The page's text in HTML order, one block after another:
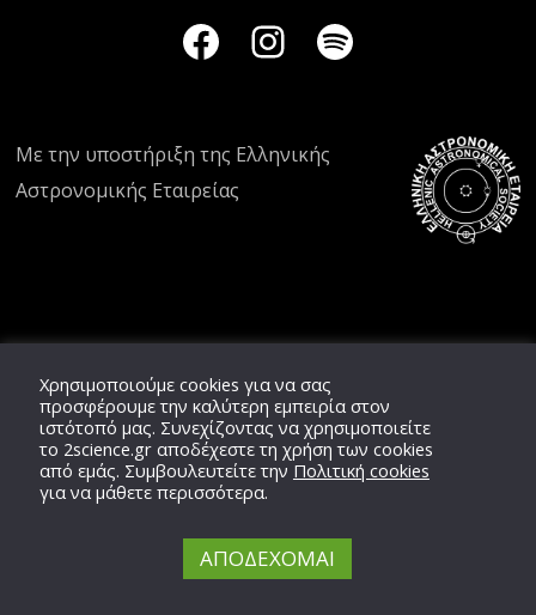
Με την υποστήριξη της Ελληνικής
Αστρονομικής Εταιρείας
Χρησιμοποιούμε cookies για να σας
προσφέρουμε την καλύτερη εμπειρία στον
ιστότοπό μας. Συνεχίζοντας να χρησιμοποιείτε
το 2science.grαποδέχεστε τη χρήση των cookies
από εμάς. Συμβουλευτείτε την Πολιτική cookies
για να μάθετε περισσότερα.
ΑΠΟΔΕΧΟΜΑΙ